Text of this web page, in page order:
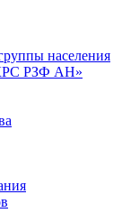
населения
РЗФ АН»